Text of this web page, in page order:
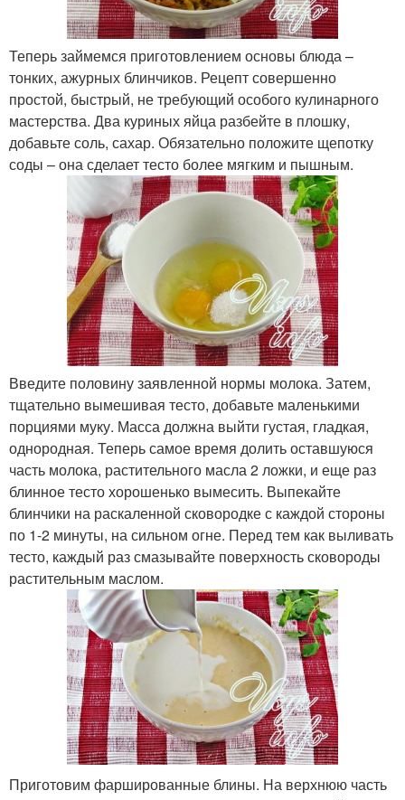
Теперь займемся приготовлением основы блюда –
тонких, ажурных блинчиков. Рецепт совершенно
простой, быстрый, не требующий особого кулинарного
мастерства. Два куриных яйца разбейте в плошку,
добавьте соль, сахар. Обязательно положите щепотку
соды – она сделает тесто более мягким и пышным.
Введите половину заявленной нормы молока. Затем,
тщательно вымешивая тесто, добавьте маленькими
порциями муку. Масса должна выйти густая, гладкая,
однородная. Теперь самое время долить оставшуюся
часть молока, растительного масла 2 ложки, и еще раз
блинное тесто хорошенько вымесить. Выпекайте
блинчики на раскаленной сковородке с каждой стороны
по 1-2 минуты, на сильном огне. Перед тем как выливать
тесто, каждый раз смазывайте поверхность сковороды
растительным маслом.
Приготовим фаршированные блины. На верхнюю часть